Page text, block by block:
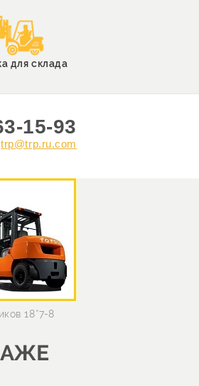
для склада
15-93
trp@trp.ru.com
18*7-8